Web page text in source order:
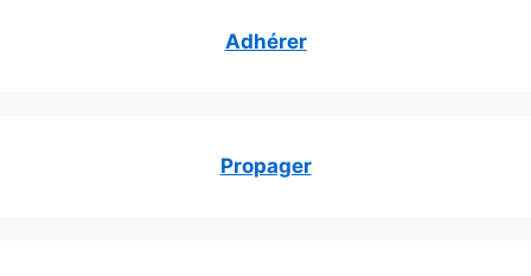
Adhérer
Propager